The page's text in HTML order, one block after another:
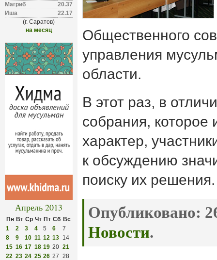
Магриб
20.37
Иша
22.17
(г. Саратов)
на месяц
Апрель 2013
Пн Вт Ср Чт Пт Сб Вс
1
2 3 4 5 6
7
8
9 10 11 12 13 14
15 16 17 18 19 20 21
22 23 24 25 26 27 28
Общественного
управления
области.
В этот раз, в
собрания,
характер,
к обсуждению
поиску их решения.
Опубликовано:
Новости.